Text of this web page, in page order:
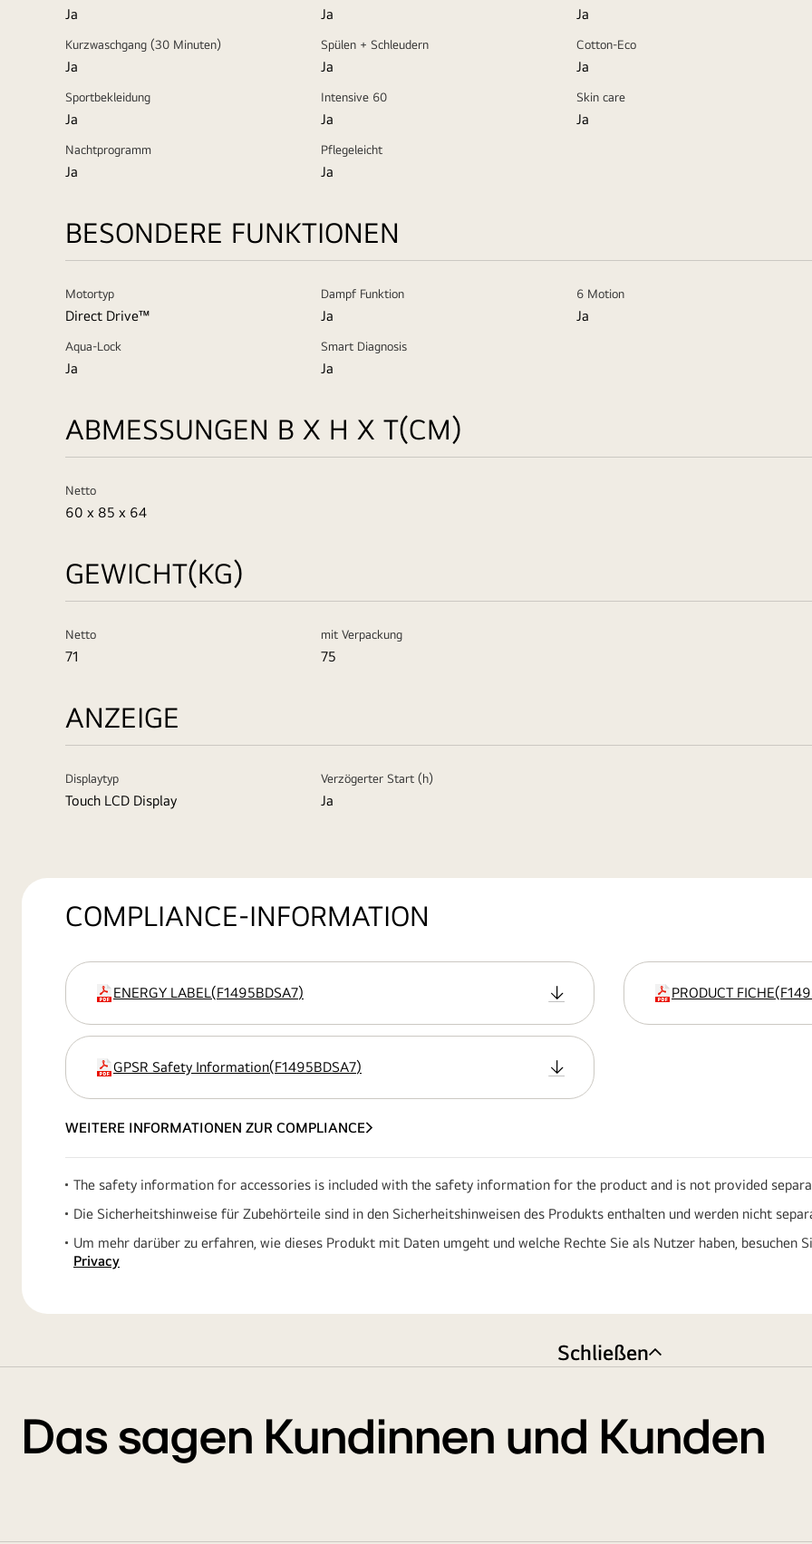
Ja Ja Ja
Kurzwaschgang (30 Minuten)
Ja
Spülen + Schleudern
Ja
Cotton-Eco
Ja
Sportbekleidung
Ja
Intensive 60
Ja
Skin care
Ja
Nachtprogramm
Ja
Pflegeleicht
Ja
BESONDERE FUNKTIONEN
Motortyp
Direct Drive™
Dampf Funktion
Ja
6 Motion
Ja
Aqua-Lock
Ja
Smart Diagnosis
Ja
ABMESSUNGEN B X H X T(CM)
Netto
60 x 85 x 64
GEWICHT(KG)
Netto
71
mit Verpackung
75
ANZEIGE
Displaytyp
Touch LCD Display
Verzögerter Start (h)
Ja
COMPLIANCE-INFORMATION
Erweiterung
ENERGY LABEL (F1495BDSA7) Erweiterung
PRODUCT FICHE(
Erweiterung
GPSR Safety Information(F1495BDSA7)
WEITERE INFORMATIONEN ZUR COMPLIANCE
The safety information for accessories is included with the safety information for the product and is not provided
Die Sicherheitshinweise für Zubehörteile sind in den Sicherheitshinweisen des Produkts enthalten und werden nicht
Um mehr darüber zu erfahren, wie dieses Produkt mit Daten umgeht und welche Rechte Sie als Nutzer haben, besuchen
Privacy
Schließen
Das sagen Kundinnen und Kunden